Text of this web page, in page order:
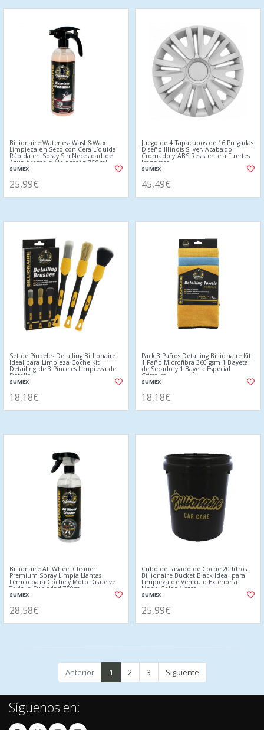
Billionaire Waterless Wash&Wax
Limpieza en Seco con Cera Líquida
Rápida en Spray Sin Necesidad de
Agua Aroma a Melocotón 750ml
SUMEX
25,99€
Juego de 4 Tapacubos de 16 Pulgadas
Diseño Illinois Silver, Acabado
Cromado y ABS Resistente a Fuertes
Impactos
SUMEX
45,49€
Set de Pinceles Detailing Billionaire
Ideal para Limpieza Coche Kit
Detailing de 3 Pinceles Limpieza de
Detalle
SUMEX
18,18€
Pack 3 Paños Detailing Billionaire Kit
1 Paño Microfibra 360 gsm 1 Bayeta
de Secado y 1 Bayeta Especial
Cristales
SUMEX
18,18€
Billionaire All Wheel Cleaner
Premium Spray Limpia Llantas
Férrico para Coche y Moto Disuelve
Toda la Suciedad 750ml
SUMEX
28,58€
Cubo de Lavado de Coche 20 litros
Billionaire Bucket Black Ideal para
Limpieza de Vehículo Exterior a
Mano Color Negro
SUMEX
25,99€
Anterior 1 2 3 Siguiente
Síguenos en: